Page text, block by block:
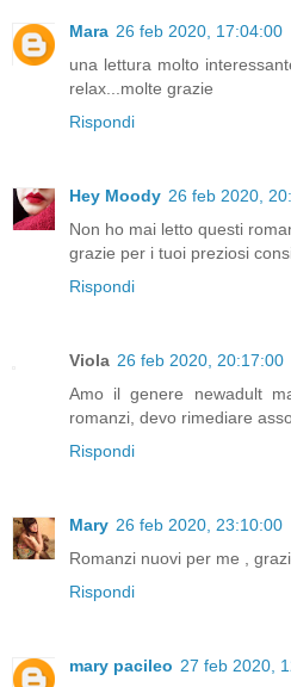
Mara 26 feb 2020, 17:04:00
una lettura molto
relax...molte grazie
Rispondi
Hey Moody 26 feb 2020,
Non ho mai letto questi
grazie per i tuoi preziosi
Rispondi
Viola 26 feb 2020, 20:17:00
Amo il genere newadult
romanzi, devo rimediare
Rispondi
Mary 26 feb 2020, 23:10:00
Romanzi nuovi per me ,
Rispondi
mary pacileo 27 feb 2020,